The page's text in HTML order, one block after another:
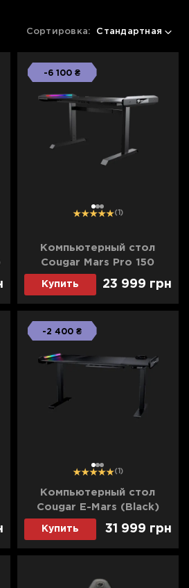
Сортировка: Стандартная
12 3
-6 100 ₴
(1)
Компьютерный стол
Cougar Mars Pro 150
(Black)
Купить 23 999 грн
12 3
-2 400 ₴
(1)
Компьютерный стол
Cougar E-Mars (Black)
Купить 31 999 грн